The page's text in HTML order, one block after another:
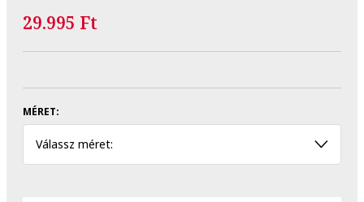
29.995 Ft
MÉRET:
Válassz méret: